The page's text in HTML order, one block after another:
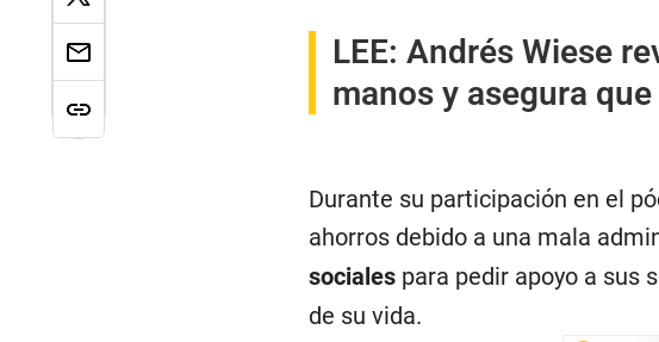
LEE: Andrés Wiese
manos y asegura
Durante su participación en el
ahorros debido a una mala
socialespara pedir apoyo a sus
de su vida.